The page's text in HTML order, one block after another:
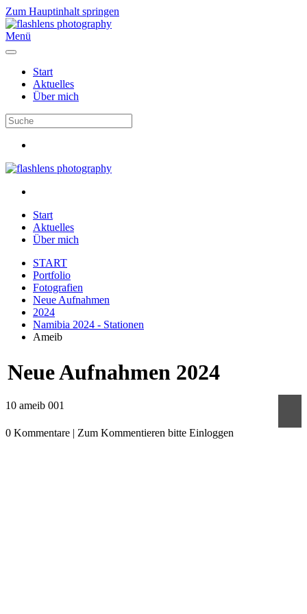
Zum Hauptinhalt springen
Menü
Start
Aktuelles
Über mich
Start
Aktuelles
Über mich
START
Portfolio
Fotografien
Neue Aufnahmen
2024
Namibia 2024 - Stationen
Ameib
Neue Aufnahmen 2024
10 ameib 001
0 Kommentare | Zum Kommentieren bitte Einloggen